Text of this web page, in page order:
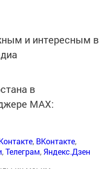
и интересным в
в
MАХ:
, ВКонтакте,
,Телеграм, Яндекс.Дзен